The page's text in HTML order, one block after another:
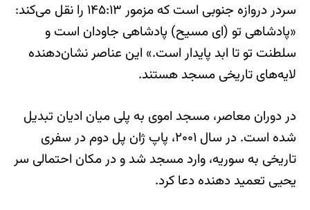
سردر دروازه جنوبی است که مزمور ۱۴۵:۱۳ را نقل می‌کند:
«پادشاهی تو (ای مسیح) پادشاهی جاودان است و
سلطنت تو تا ابد پایدار است.» این عناصر نشان‌دهنده
لایه‌های تاریخی مسجد هستند.
در دوران معاصر، مسجد اموی به پلی میان ادیان تبدیل
شده است. در سال ۲۰۰۱، پاپ ژان پل دوم در سفری
تاریخی به سوریه، وارد مسجد شد و در مکان احتمالی سر
یحیی تعمید دهنده دعا کرد.